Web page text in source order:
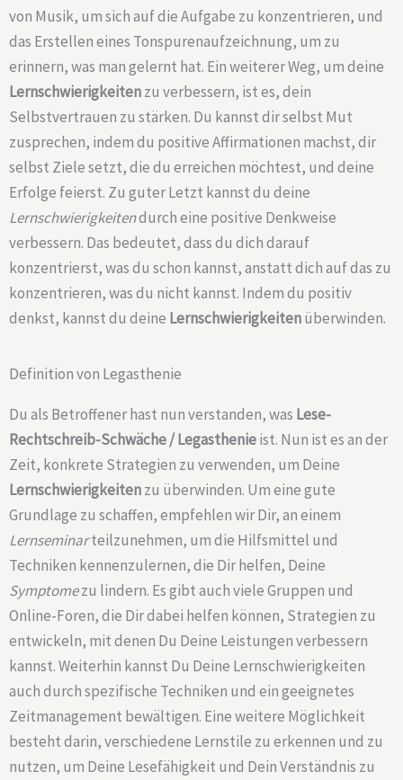
von Musik, um sich auf die Aufgabe zu konzentrieren, und
das Erstellen eines Tonspurenaufzeichnung, um zu
erinnern, was man gelernt hat. Ein weiterer Weg, um deine
Lernschwierigkeitenzu verbessern, ist es, dein
Selbstvertrauen zu stärken. Du kannst dir selbst Mut
zusprechen, indem du positive Affirmationen machst, dir
selbst Ziele setzt, die du erreichen möchtest, und deine
Erfolge feierst. Zu guter Letzt kannst du deine
Lernschwierigkeitendurch eine positive Denkweise
verbessern. Das bedeutet, dass du dich darauf
konzentrierst, was du schon kannst, anstatt dich auf das zu
konzentrieren, was du nicht kannst. Indem du positiv
denkst, kannst du deine Lernschwierigkeitenüberwinden.
Definition von Legasthenie
Du als Betroffener hast nun verstanden, was Lese-
Rechtschreib-Schwäche /Legasthenieist. Nun ist es an der
Zeit, konkrete Strategien zu verwenden, um Deine
Lernschwierigkeitenzu überwinden. Um eine gute
Grundlage zu schaffen, empfehlen wir Dir, an einem
Lernseminarteilzunehmen, um die Hilfsmittel und
Techniken kennenzulernen, die Dir helfen, Deine
Symptomezu lindern. Es gibt auch viele Gruppen und
Online-Foren, die Dir dabei helfen können, Strategien zu
entwickeln, mit denen Du Deine Leistungen verbessern
kannst. Weiterhin kannst Du Deine Lernschwierigkeiten
auch durch spezifische Techniken und ein geeignetes
Zeitmanagement bewältigen. Eine weitere Möglichkeit
besteht darin, verschiedene Lernstile zu erkennen und zu
nutzen, um Deine Lesefähigkeit und Dein Verständnis zu